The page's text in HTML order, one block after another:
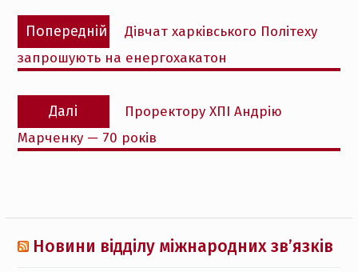
Навігація
записів
Попередній
Попередній
запис:
Дівчат харківського Політеху
запрошують на енергохакатон
Далі
Наступний
запис:
Проректору ХПІ Андрію
Марченку — 70 років
Новини відділу міжнародних зв’язків